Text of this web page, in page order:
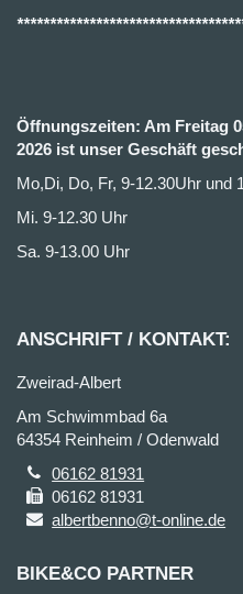
Öffnungszeiten: Am Freitag
2026 ist unser Geschäft
Mo,Di, Do, Fr, 9-12.30Uhr und
Mi. 9-12.30 Uhr
Sa. 9-13.00 Uhr
ANSCHRIFT / KONTAKT:
Zweirad-Albert
Am Schwimmbad 6a
64354 Reinheim / Odenwald
06162 81931
06162 81931
albertbenno@t-online.de
BIKE&CO PARTNER